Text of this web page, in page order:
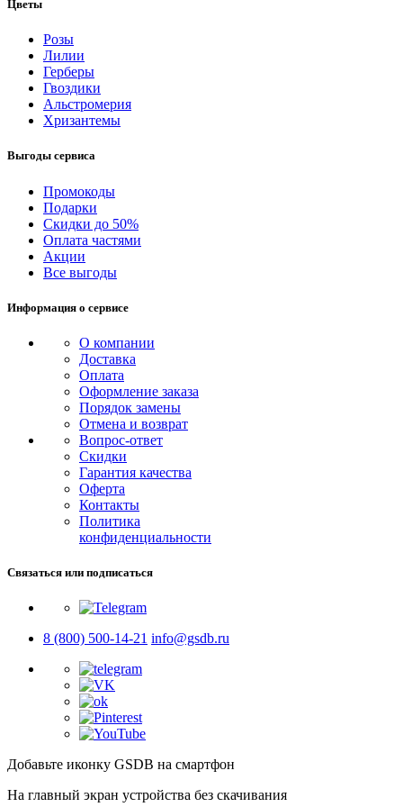
Цветы
Розы
Лилии
Герберы
Гвоздики
Альстромерия
Хризантемы
Выгоды сервиса
Промокоды
Подарки
Скидки до 50%
Оплата частями
Акции
Все выгоды
Информация о сервисе
О компании
Доставка
Оплата
Оформление заказа
Порядок замены
Отмена и возврат
Вопрос-ответ
Скидки
Гарантия качества
Оферта
Контакты
Политика
конфиденциальности
Связаться или подписаться
8 (800) 500-14-21 info@gsdb.ru
Добавьте иконку GSDB на смартфон
На главный экран устройства без скачивания